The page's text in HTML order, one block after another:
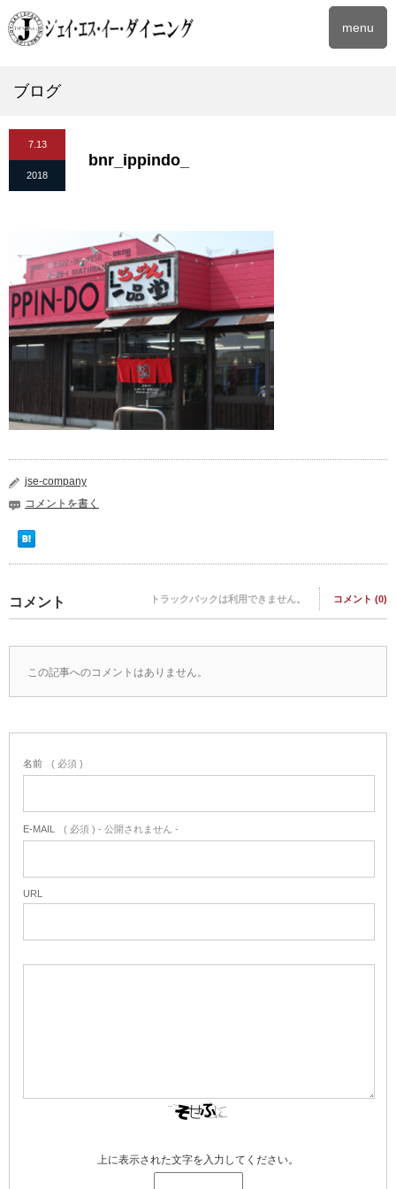
menu
ブログ
7.13
2018
bnr_ippindo_
jse-company
コメントを書く
コメント トラックバックは利用できません。 コメント (0)
この記事へのコメントはありません。
名前 ( 必須 )
E-MAIL ( 必須 ) - 公開されません -
URL
上に表示された文字を入力してください。